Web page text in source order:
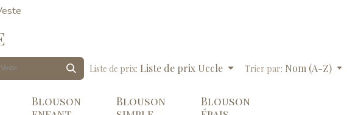
Liste de prix: Liste de prix Uccle Trier par: Nom (A-Z)
Blouson
Blouson
Blouson